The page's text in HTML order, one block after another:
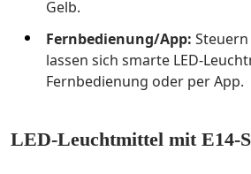
Gelb.
Fernbedienung/App:
lassen sich smarte LED-
Fernbedienung oder per App.
LED-Leuchtmittel mit E14-